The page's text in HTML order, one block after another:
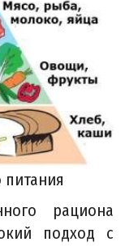
рациона
подход с